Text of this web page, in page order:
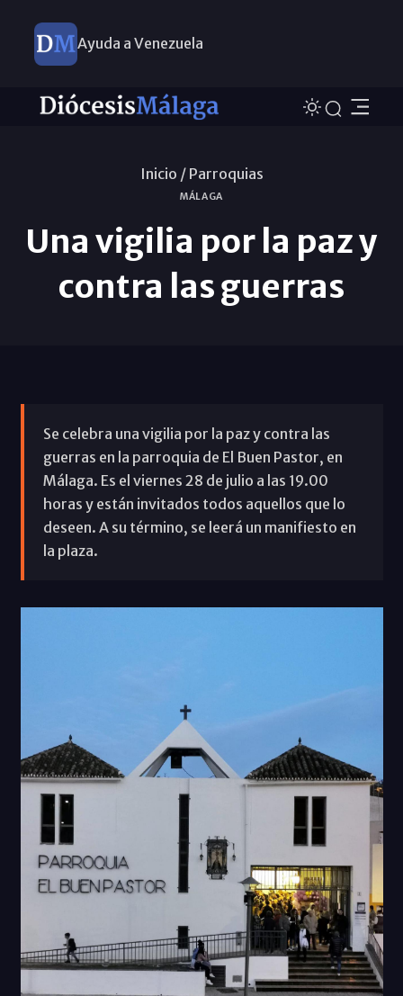
Ayuda a Venezuela
Inicio / Parroquias
MÁLAGA
Una vigilia por la paz y
contra las guerras
Se celebra una vigilia por la paz y contra las
guerras en la parroquia de El Buen Pastor, en
Málaga. Es el viernes 28 de julio a las 19.00
horas y están invitados todos aquellos que lo
deseen. A su término, se leerá un manifiesto en
la plaza.